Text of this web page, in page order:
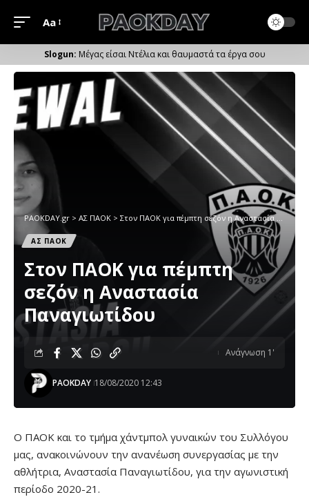
Μέγεθος
Γραμματοσειράς
Aa
Μέγας είσαι Ντέλια και θαυμαστά τα έργα σου
PAOKDAY.gr > ΑΣ ΠΑΟΚ > Στον ΠΑΟΚ για πέμπτη σεζόν η Αναστασία Παναγιωτίδου
ΑΣ ΠΑΟΚ
Στον ΠΑΟΚ για πέμπτη
σεζόν η Αναστασία
Παναγιωτίδου
PAOKDAY 18/08/2020 12:43
Ανάγνωση 1'
Ο ΠΑΟΚ και το τμήμα χάντμπολ γυναικών του Συλλόγου
μας, ανακοινώνουν την ανανέωση συνεργασίας με την
αθλήτρια, Αναστασία Παναγιωτίδου, για την αγωνιστική
περίοδο 2020-21.